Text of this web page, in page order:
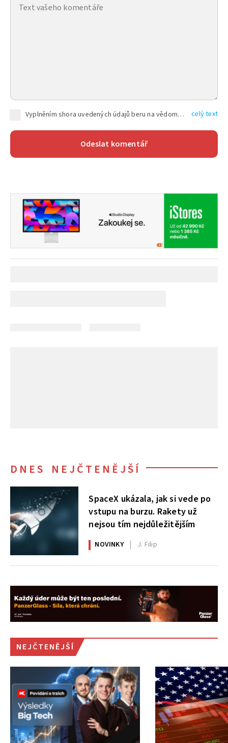
Vyplněním shora uvedených údajů beru na vědomí, že společnost TEXT FACTORY s.r.o., sídlem Brno, Durďákova 336/29, Černá Pole, PSČ: 613 00, IČ: 06157831, zapsané u Krajského soudu v Brně, oddíl C, vložka 100399, bude zpracovávat mé osobní údaje uvedené v rámci mnou vyplněného registračního formuláře na základě oprávněných zájmů TEXT FACTORY s.r.o. dle čl. 6 odst. 1 písm. f) GDPR a pro splnění právních povinností (čl. 6 odst. 1 písm. c) GDPR), a to pro tyto účely: nezbytnost zajistit oprávnění návštěvníka webových stránek provozovaných společností TEXT FACTORY s.r.o. přispívat aktivně ke zveřejněným článkům nebo v rámci diskusních fór a výkon práv TEXT FACTORY s.r.o. jako administrátora těchto diskusních fór. Více informací o zpracování osobních údajů a právech lze nalézt v celý text
DNES NEJČTENĚJŠÍ
SpaceX ukázala, jak si vede po
vstupu na burzu. Rakety už
nejsou tím nejdůležitějším
NOVINKY J. Filip
NEJČTENĚJŠÍ